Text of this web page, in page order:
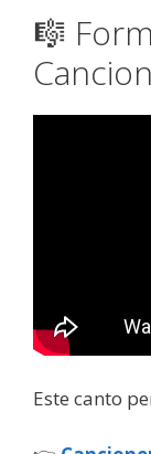
🎼
Este canto